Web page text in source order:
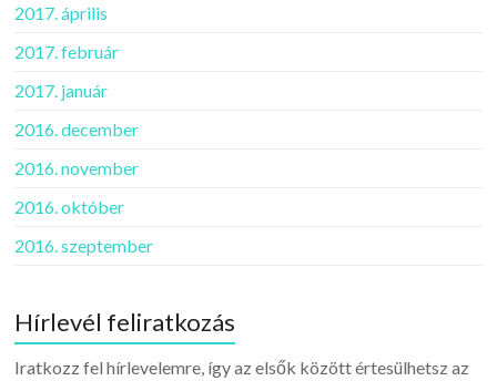
2017. április
2017. február
2017. január
2016. december
2016. november
2016. október
2016. szeptember
Hírlevél feliratkozás
Iratkozz fel hírlevelemre, így az elsők között értesülhetsz az